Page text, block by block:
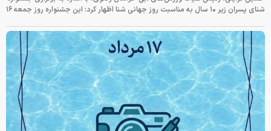
شنای پسران زیر ۱۰ سال به مناسبت روز جهانی شنا اظهار کرد: این جشنواره روز جمعه‌ ۱۶